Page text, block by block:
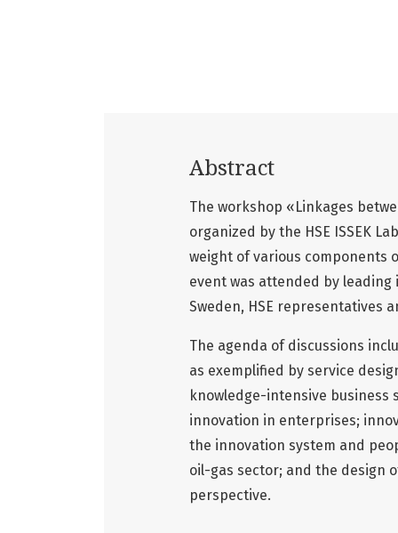
Abstract
The workshop «Linkages
organized by the HSE ISSEK
weight of various components
event was attended by
Sweden, HSE representatives
The agenda of discussions
as exemplified by service
knowledge-intensive business
innovation in enterprises;
the innovation system and
oil-gas sector; and the design
perspective.